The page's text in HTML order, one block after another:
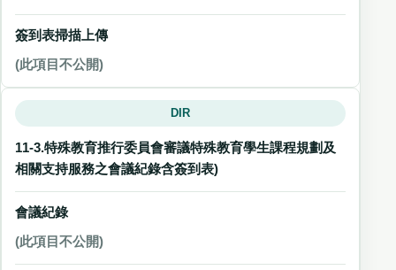
簽到表掃描上傳
(此項目不公開)
DIR
11-3.特殊教育推行委員會審議特殊教育學生課程規劃及
相關支持服務之會議紀錄含簽到表)
會議紀錄
(此項目不公開)